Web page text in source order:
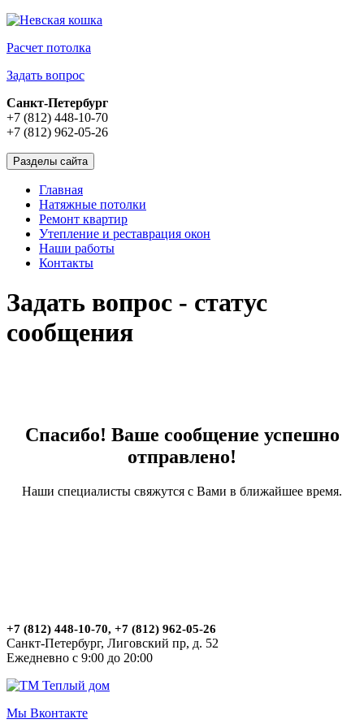
Расчет потолка
Задать вопрос
Санкт-Петербург
+7 (812) 448-10-70
+7 (812) 962-05-26
Разделы сайта
Главная
Натяжные потолки
Ремонт квартир
Утепление и реставрация окон
Наши работы
Контакты
Задать вопрос - статус
сообщения
Спасибо! Ваше сообщение успешно
отправлено!
Наши специалисты свяжутся с Вами в ближайшее время.
+7 (812) 448-10-70, +7 (812) 962-05-26
Санкт-Петербург, Лиговский пр, д. 52
Ежедневно с 9:00 до 20:00
Мы Вконтакте